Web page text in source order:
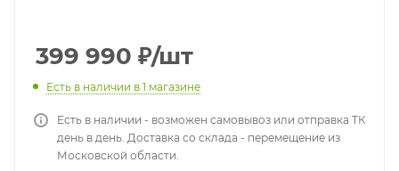
399 990 ₽/шт
Есть в наличии в 1 магазине
Есть в наличии - возможен самовывоз или отправка ТК
день в день. Доставка со склада - перемещение из
Московской области.